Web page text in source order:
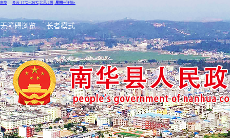
无障碍浏览 长者模式